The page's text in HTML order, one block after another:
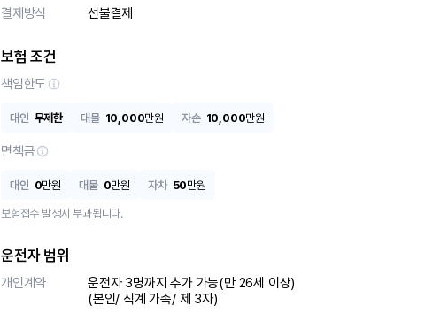
결제방식
선불결제
보험 조건
책임한도
대인 무제한 대물 10,000만원 자손 10,000만원
면책금
대인 0만원 대물 0만원 자차 50만원
보험접수 발생시 부과됩니다.
운전자 범위
개인계약
운전자 3명까지 추가 가능(만 26세 이상)
(본인/ 직계 가족/ 제 3자)